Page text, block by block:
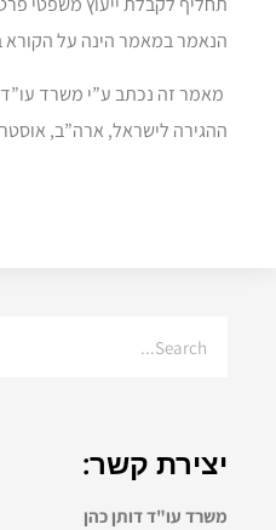
הנאמר במאמר הינה על הקורא
מאמר זה נכתב ע”י משרד עו”ד
ההגירה לישראל, ארה”ב,
יצירת קשר:
משרד עו"ד דותן כהן